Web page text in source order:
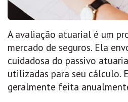
A avaliação atuarial é um
mercado de seguros. Ela
cuidadosa do passivo
utilizadas para seu cálculo.
geralmente feita